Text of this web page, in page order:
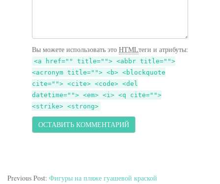
Вы можете использовать это HTMLтеги и атрибуты:
<a href="" title=""> <abbr title="">
<acronym title=""> <b> <blockquote
cite=""> <cite> <code> <del
datetime=""> <em> <i> <q cite="">
<strike> <strong>
Previous Post: Фигуры на пляже гуашевой краской